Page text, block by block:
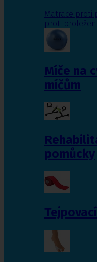
Matrace proti
proti
Míče na
míčům
pomůcky